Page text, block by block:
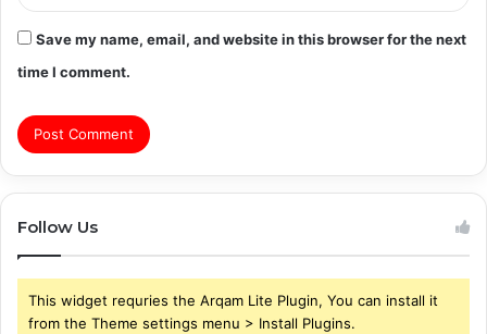
Save my name, email, and website in this browser for the next
time I comment.
Follow Us
This widget requries the Arqam Lite Plugin, You can install it
from the Theme settings menu > Install Plugins.